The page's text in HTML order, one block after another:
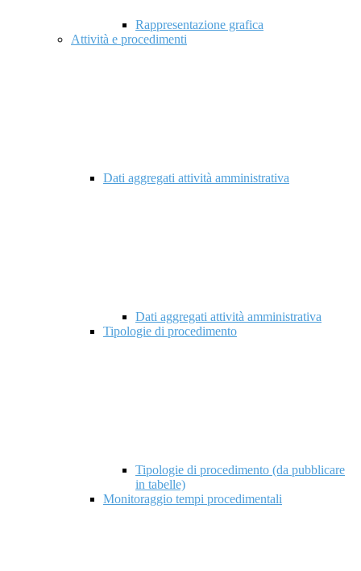
Rappresentazione grafica
Attività e procedimenti
Dati aggregati attività amministrativa
Dati aggregati attività amministrativa
Tipologie di procedimento
Tipologie di procedimento (da pubblicare
in tabelle)
Monitoraggio tempi procedimentali